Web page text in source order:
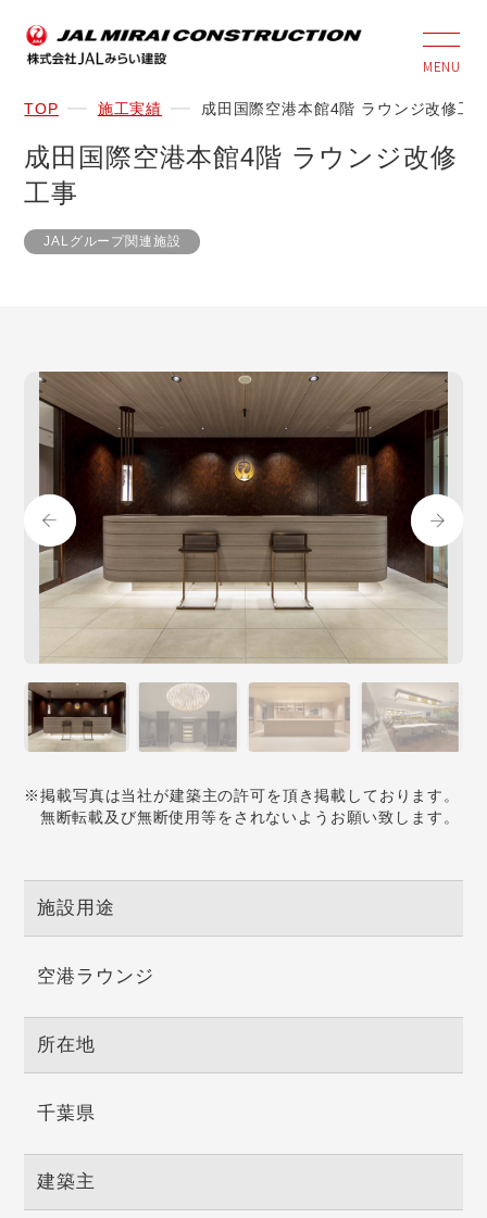
MENU
TOP 施工実績 成田国際空港本館4階 ラウンジ改修工
成田国際空港本館4階 ラウンジ改修
工事
JALグループ関連施設
※掲載写真は当社が建築主の許可を頂き掲載しております。
無断転載及び無断使用等をされないようお願い致します。
施設用途
空港ラウンジ
所在地
千葉県
建築主